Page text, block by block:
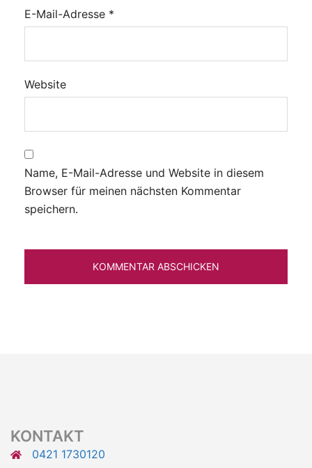
E-Mail-Adresse *
Website
Name, E-Mail-Adresse und Website in diesem
Browser für meinen nächsten Kommentar
speichern.
KONTAKT
0421 1730120